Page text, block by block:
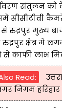
संतुलन को
सीसीटीवी
रुद्रपुर मुख्य
क्षेत्र मे
से काफी लाभ
Read:
निगम